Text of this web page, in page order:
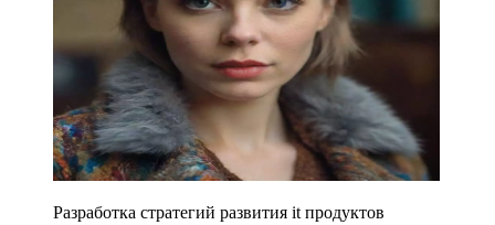
Разработка стратегий развития it продуктов